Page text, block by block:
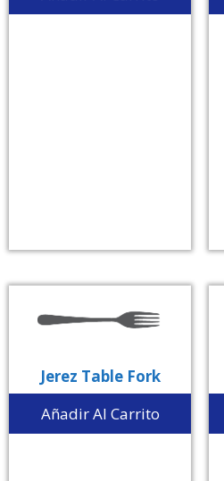
Jerez Table Fork
Añadir Al Carrito